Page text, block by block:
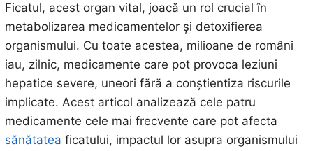
Ficatul, acest organ vital, joacă un rol crucial în
metabolizarea medicamentelor și detoxifierea
organismului. Cu toate acestea, milioane de români
iau, zilnic, medicamente care pot provoca leziuni
hepatice severe, uneori fără a conștientiza riscurile
implicate. Acest articol analizează cele patru
medicamente cele mai frecvente care pot afecta
sănătatea ficatului, impactul lor asupra organismului